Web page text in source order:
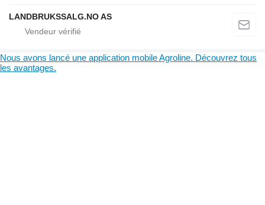
LANDBRUKSSALG.NO AS
Nous avons lancé une application mobile Agroline. Découvrez tous
les avantages.